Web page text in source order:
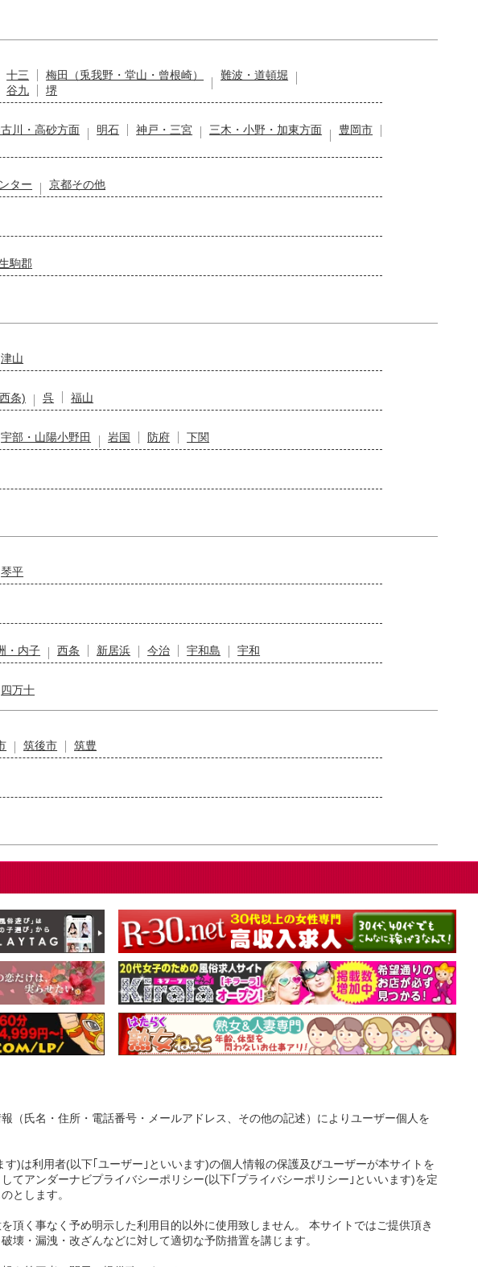
十三 梅田（兎我野・堂山・曾根崎）
難波・道頓堀
谷九
堺
川・高砂方面 明石 神戸・三宮 三木・小野・加東方面
豊岡市
ター
京都その他
駒郡
津山
条) 呉
福山
宇部・山陽小野田 岩国 防府
下関
琴平
・内子 西条 新居浜 今治 宇和島
宇和
四万十
筑後市
筑豊
（氏名・住所・電話番号・メールアドレス、その他の記述）によりユーザー個人を
)は利用者(以下｢ユーザー｣といいます)の個人情報の保護及びユーザーが本サイトを
てアンダーナビプライバシーポリシー(以下｢プライバシーポリシー｣といいます)を定
とします。
頂く事なく予め明示した利用目的以外に使用致しません。 本サイトではご提供頂き
壊・漏洩・改ざんなどに対して適切な予防措置を講じます。